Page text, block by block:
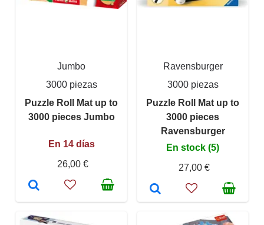
Jumbo
3000 piezas
Puzzle Roll Mat up to
3000 pieces Jumbo
En 14 días
26,00 €
Ravensburger
3000 piezas
Puzzle Roll Mat up to
3000 pieces
Ravensburger
En stock (5)
27,00 €